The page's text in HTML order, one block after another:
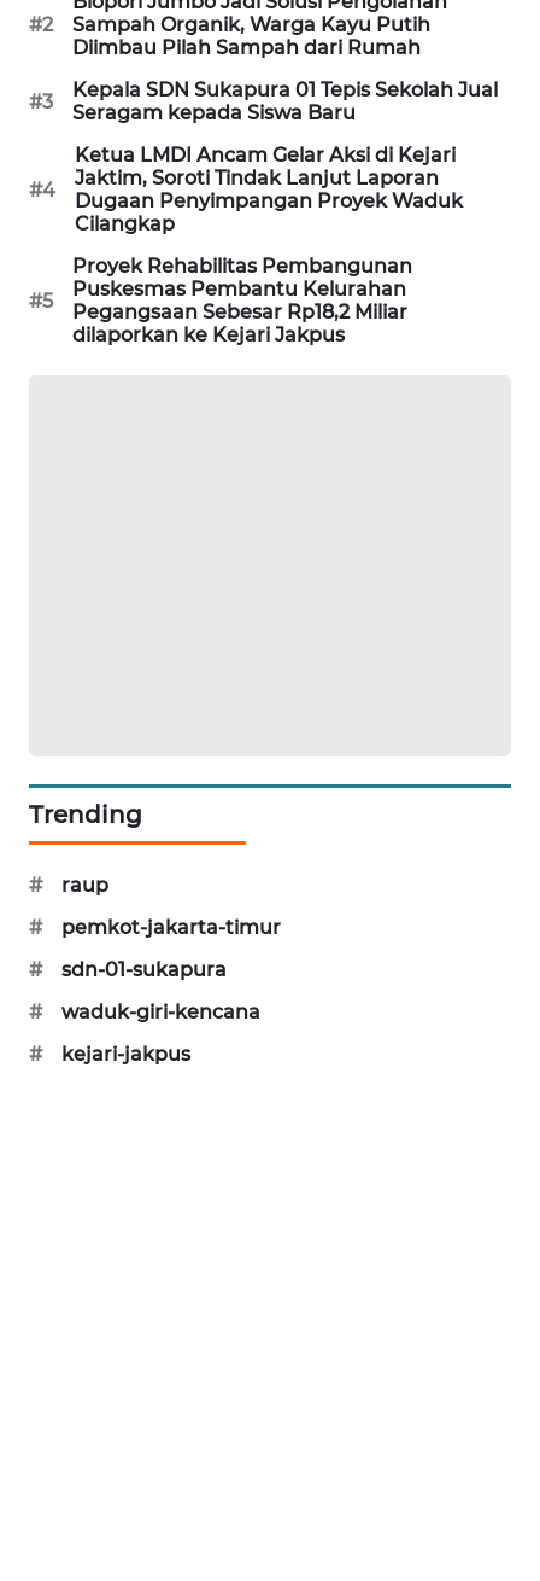
#2
Sampah Organik, Warga Kayu Putih
Diimbau Pilah Sampah dari Rumah
#3
Kepala SDN Sukapura 01 Tepis Sekolah Jual
Seragam kepada Siswa Baru
#4
Ketua LMDI Ancam Gelar Aksi di Kejari
Jaktim, Soroti Tindak Lanjut Laporan
Dugaan Penyimpangan Proyek Waduk
Cilangkap
#5
Proyek Rehabilitas Pembangunan
Puskesmas Pembantu Kelurahan
Pegangsaan Sebesar Rp18,2 Miliar
dilaporkan ke Kejari Jakpus
Trending
#
raup
#
pemkot-jakarta-timur
#
sdn-01-sukapura
#
waduk-giri-kencana
#
kejari-jakpus
NEWS
JURNAL
MARITIM
HUMBANG
NEWS
GARONGGANG
NEWS
FISUELRI
NEWS
AKHLAK
PERAPKI
NEWS
SONYA